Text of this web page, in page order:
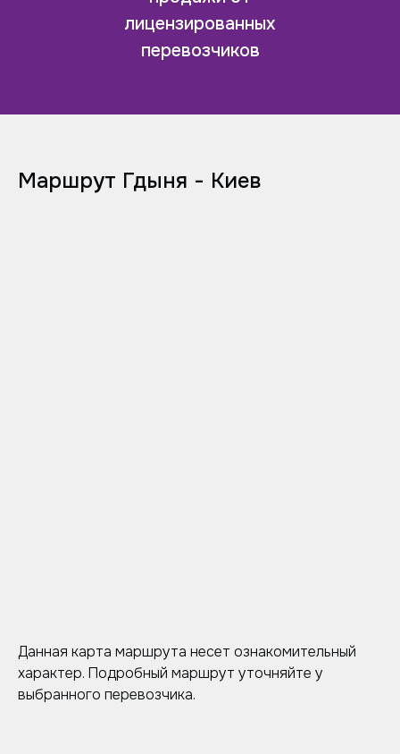
лицензированных
перевозчиков
Маршрут Гдыня - Киев
Данная карта маршрута несет ознакомительный
характер. Подробный маршрут уточняйте у
выбранного перевозчика.